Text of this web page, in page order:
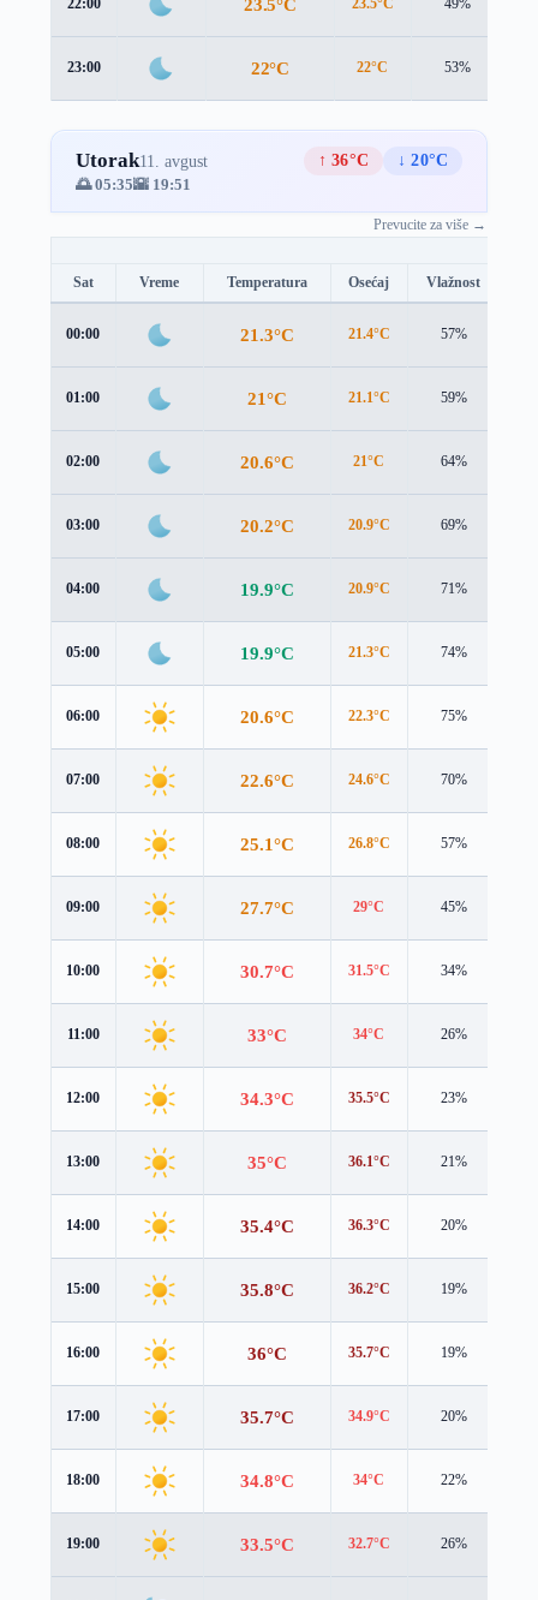
23:00 22°C 22°C 53%
Utorak11. avgust ↑ 36°C
↓ 20°C
🌅 05:35🌇 19:51
Prevucite za više →
Sat Vreme Temperatura Osećaj Vlažnost
00:00 21.3°C 21.4°C 57%
01:00 21°C 21.1°C 59%
02:00 20.6°C 21°C 64%
03:00 20.2°C 20.9°C 69%
04:00 19.9°C 20.9°C 71%
05:00 19.9°C 21.3°C 74%
06:00 20.6°C 22.3°C 75%
07:00 22.6°C 24.6°C 70%
08:00 25.1°C 26.8°C 57%
09:00 27.7°C 29°C 45%
10:00 30.7°C 31.5°C 34%
11:00 33°C 34°C 26%
12:00 34.3°C 35.5°C 23%
13:00 35°C 36.1°C 21%
14:00 35.4°C 36.3°C 20%
15:00 35.8°C 36.2°C 19%
16:00 36°C 35.7°C 19%
17:00 35.7°C 34.9°C 20%
18:00 34.8°C 34°C 22%
19:00 33.5°C 32.7°C 26%